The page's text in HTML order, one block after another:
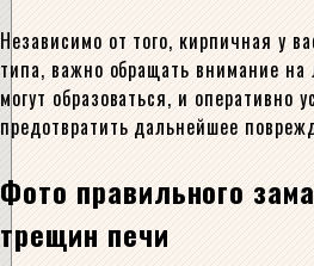
Независимо от того, кирпичная у
типа, важно обращать внимание
могут образоваться, и оперативно
предотвратить дальнейшее
Фото правильного
трещин печи